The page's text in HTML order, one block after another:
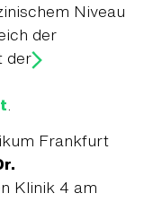
Niveau
der
der
Frankfurt
Klinik 4 am